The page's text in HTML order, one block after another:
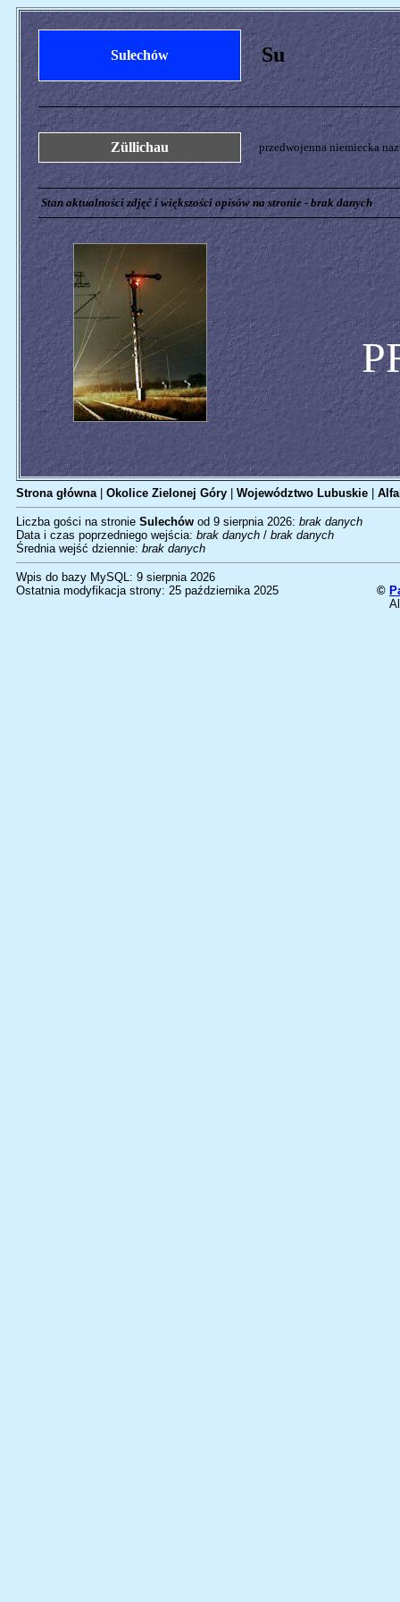
Sulechów Su
Züllichau przedwojenna niemiecka
Stan aktualności zdjęć i większości opisów na stronie - brak danych
Strona główna| Okolice Zielonej Góry Województwo Lubuskie
Liczba gości na stronie Sulechów od 9 sierpnia 2026: brak danych
Data i czas poprzedniego wejścia: brak danych / brak danych
Średnia wejść dziennie: brak danych
Wpis do bazy MySQL: 9 sierpnia 2026
Ostatnia modyfikacja strony: 25 października 2025
©